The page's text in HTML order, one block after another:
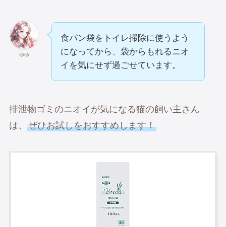
ゆゆ
食パン袋をトイレ掃除に使うよう
になってから、袋からもれるニオ
イを気にせず過ごせています。
排泄物ゴミのニオイが気になる猫の飼い主さん
は、 ぜひお試しをおすすめします！